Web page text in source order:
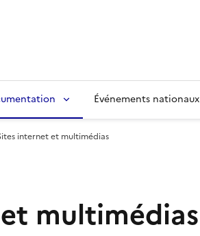
Événements nationaux
internet et multimédias
multimédias